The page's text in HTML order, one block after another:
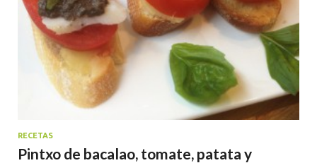
RECETAS
Pintxo de bacalao, tomate, patata y